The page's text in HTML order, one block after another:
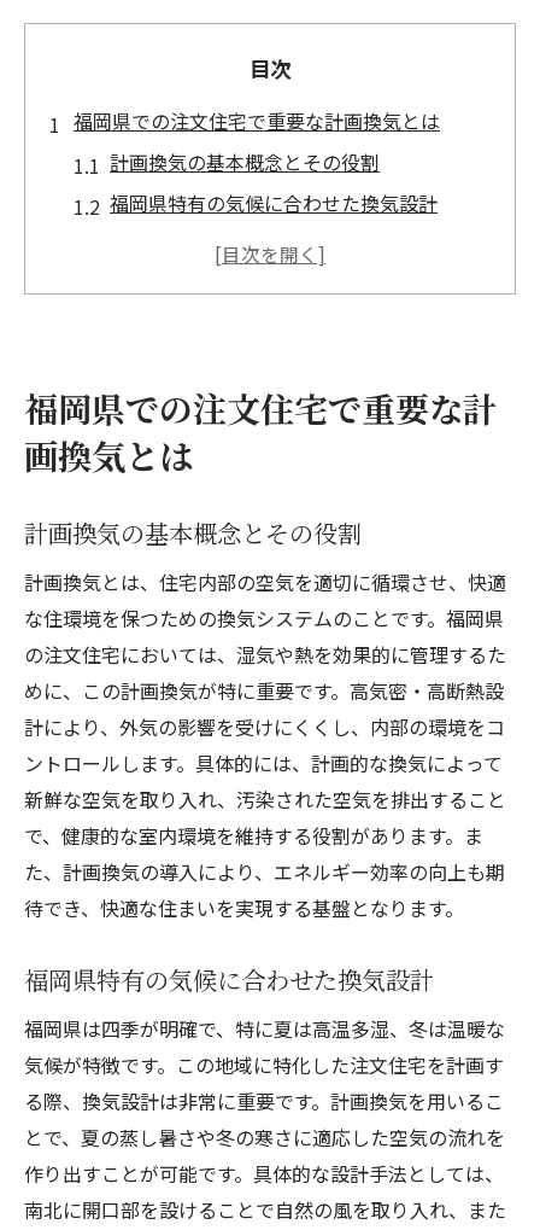
目次
福岡県での注文住宅で重要な計画換気とは
計画換気の基本概念とその役割
福岡県特有の気候に合わせた換気設計
高気密・高断熱住宅における計画換気の重
ト
最新技術を活用した計画換気の導入事例
計画換気がもたらす福岡県の注文住宅の快適性
四季を通じて快適な温度管理を実現
健康的な空気環境を作り出す秘密
家族全員が安心して過ごせる住まい
エアコン依存を減らす計画換気の工夫
自然な風の流れを生む設計ポイント
注文住宅で実現する福岡県の四季に対応した住
環境
季節に応じた換気の工夫
断熱と換気のベストバランスを探る
自然光を取り入れる設計戦略
窓配置がもたらす快適な室内環境
四季折々を楽しむための住宅設計
計画換気が鍵！福岡県の注文住宅で健康的な暮
らしを
計画換気が健康にもたらす影響
アレルギー対策としての計画換気
福岡県での注文住宅で重要な計
画換気とは
計画換気の基本概念とその役割
計画換気とは、住宅内部の空気を適切に循環させ、快適
な住環境を保つための換気システムのことです。福岡県
の注文住宅においては、湿気や熱を効果的に管理するた
めに、この計画換気が特に重要です。高気密・高断熱設
計により、外気の影響を受けにくくし、内部の環境をコ
ントロールします。具体的には、計画的な換気によって
新鮮な空気を取り入れ、汚染された空気を排出すること
で、健康的な室内環境を維持する役割があります。ま
た、計画換気の導入により、エネルギー効率の向上も期
待でき、快適な住まいを実現する基盤となります。
福岡県特有の気候に合わせた換気設計
福岡県は四季が明確で、特に夏は高温多湿、冬は温暖な
気候が特徴です。この地域に特化した注文住宅を計画す
る際、換気設計は非常に重要です。計画換気を用いるこ
とで、夏の蒸し暑さや冬の寒さに適応した空気の流れを
作り出すことが可能です。具体的な設計手法としては、
南北に開口部を設けることで自然の風を取り入れ、また